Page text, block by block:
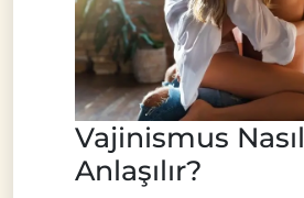
Vajinismus Nasıl
Anlaşılır?